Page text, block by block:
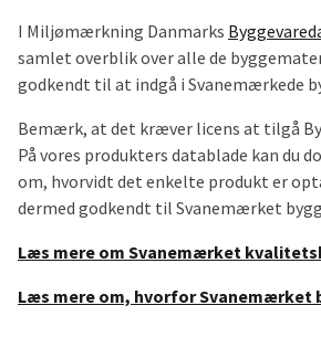
I Miljømærkning Danmarks
samlet overblik over alle de
godkendt til at indgå i Svanemærkede
Bemærk, at det kræver licens at tilgå
På vores produkters datablade kan du
om, hvorvidt det enkelte produkt er
dermed godkendt til Svanemærket
Læs mere om Svanemærket
Læs mere om, hvorfor Svanemærket